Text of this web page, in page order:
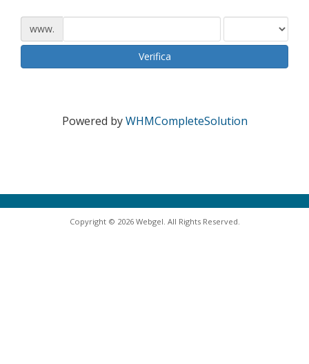
www.
Verifica
Powered byWHMCompleteSolution
Copyright © 2026 Webgel. All Rights Reserved.